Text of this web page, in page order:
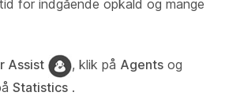
for indgående opkald og mange
Assist , klik på Agents og
Statistics .